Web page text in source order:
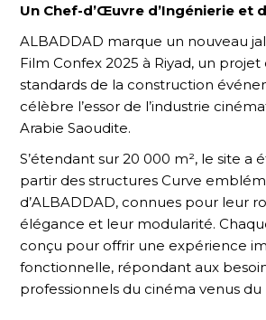
Un Chef-d’Œuvre d’Ingénierie et
ALBADDAD marque un nouveau
Film Confex 2025 à Riyad, un
standards de la construction
célèbre l’essor de l’industrie
Arabie Saoudite.
S’étendant sur 20 000 m², le site a
partir des structures Curve
d’ALBADDAD, connues pour leur
élégance et leur modularité.
conçu pour offrir une expérience
fonctionnelle, répondant aux
professionnels du cinéma venus